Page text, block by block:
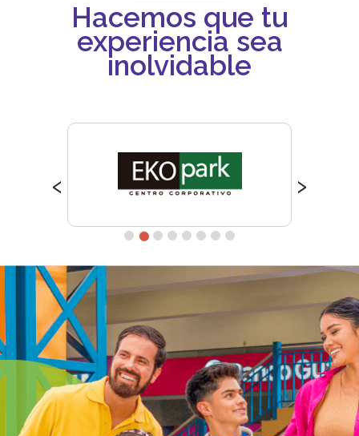
Hacemos que tu
experiencia sea
inolvidable
‹ ›